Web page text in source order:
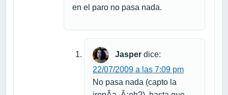
en el paro no pasa nada.
Jasper dice:
22/07/2009 a las 7:09 pm
No pasa nada (capto la